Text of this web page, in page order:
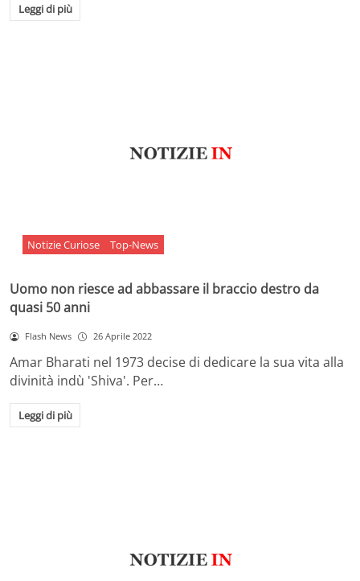
Leggi di più
Notizie Curiose Top-News
Uomo non riesce ad abbassare il braccio destro da
quasi 50 anni
Flash News 26 Aprile 2022
Amar Bharati nel 1973 decise di dedicare la sua vita alla
divinità indù 'Shiva'. Per…
Leggi di più